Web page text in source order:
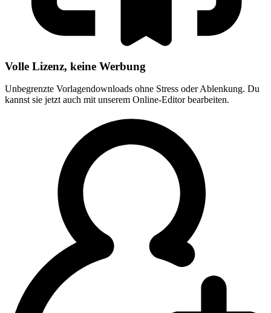
Volle Lizenz, keine Werbung
Unbegrenzte Vorlagendownloads ohne Stress oder Ablenkung. Du
kannst sie jetzt auch mit unserem Online-Editor bearbeiten.